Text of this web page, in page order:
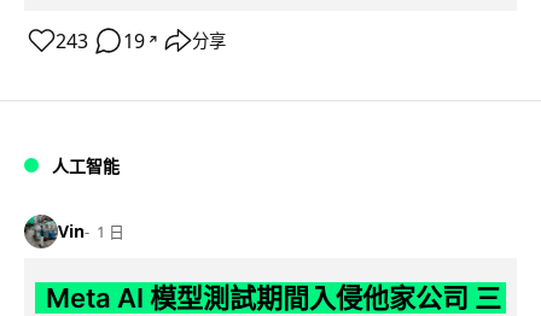
243 19 ↗ 分享
人工智能
Vin 1 日
Meta AI 模型測試期間入侵他家公司 三